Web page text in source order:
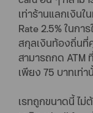
เท่าร้านแลกเงิน
Rate 2.5% ในก
สกุลเงินท้องถิ่นที่
สามารถกด ATM
เพียง 75 บาทเท่
เรทถูกขนาดนี้ ไ